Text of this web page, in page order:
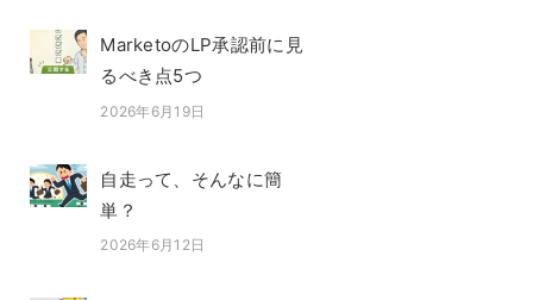
MarketoのLP承認前に見
るべき点5つ
投稿日
2026年6月19日
自走って、そんなに簡
単？
投稿日
2026年6月12日